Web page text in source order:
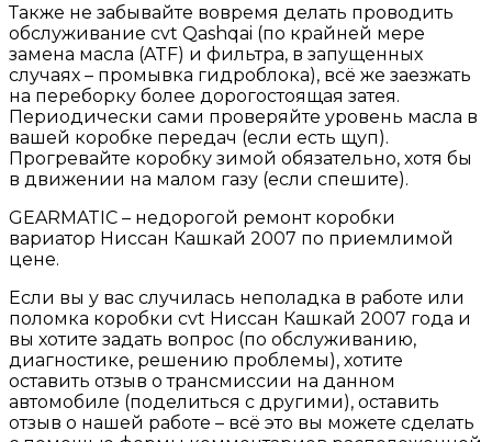
Также не забывайте вовремя делать проводить
обслуживание cvt Qashqai (по крайней мере
замена масла (ATF) и фильтра, в запущенных
случаях – промывка гидроблока), всё же заезжать
на переборку более дорогостоящая затея.
Периодически сами проверяйте уровень масла в
вашей коробке передач (если есть щуп).
Прогревайте коробку зимой обязательно, хотя бы
в движении на малом газу (если спешите).
GEARMATIC – недорогой ремонт коробки
вариатор Ниссан Кашкай 2007 по приемлимой
цене.
Если вы у вас случилась неполадка в работе или
поломка коробки cvt Ниссан Кашкай 2007 года и
вы хотите задать вопрос (по обслуживанию,
диагностике, решению проблемы), хотите
оставить отзыв о трансмиссии на данном
автомобиле (поделиться с другими), оставить
отзыв о нашей работе – всё это вы можете сделать